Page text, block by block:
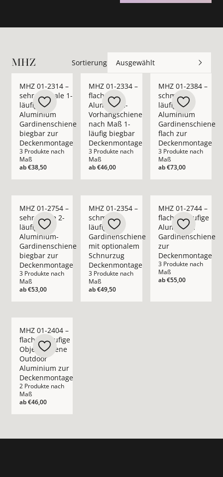
MHZ Sortierung Ausgewählt
MHZ 01-2314 –
sehr schmale 1-
läufige
Aluminium
Gardinenschiene
biegbar zur
Deckenmontage
3 Produkte nach
Maß
ab€38,50
MHZ 01-2334 –
flache
Aluminium-
Vorhangschiene
nach Maß 1-
läufig biegbar
Deckenmontage
3 Produkte nach
Maß
ab€46,00
MHZ 01-2384 –
schmale 2-
läufige
Aluminium
Gardinenschiene
flach zur
Deckenmontage
3 Produkte nach
Maß
ab€73,00
MHZ 01-2754 –
sehr flache 2-
läufige
Aluminium-
Gardinenschiene
biegbar zur
Deckenmontage
3 Produkte nach
Maß
ab€53,00
MHZ 01-2354 –
schmale 1-
läufige
Gardinenschiene
mit optionalem
Schnurzug
Deckenmontage
3 Produkte nach
Maß
ab€49,50
MHZ 01-2744 –
flache 2-läufige
Aluminium
Gardinenschiene
zur
Deckenmontage
3 Produkte nach
Maß
ab€55,00
MHZ 01-2404 –
flache 1-läufige
Objektschiene
Outdoor
Aluminium zur
Deckenmontage
2 Produkte nach
Maß
ab€46,00